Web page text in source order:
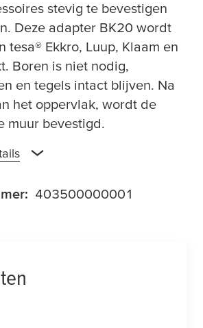
stevig te bevestigen
Deze adapter BK20 wordt
tesa® Ekkro, Luup, Klaam en
Boren is niet nodig,
en tegels intact blijven. Na
het oppervlak, wordt de
muur bevestigd.
403500000001